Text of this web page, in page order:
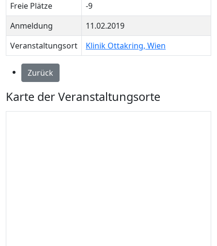
Freie Plätze
-9
Anmeldung
11.02.2019
Veranstaltungsort
Klinik Ottakring, Wien
Zurück
Karte der Veranstaltungsorte